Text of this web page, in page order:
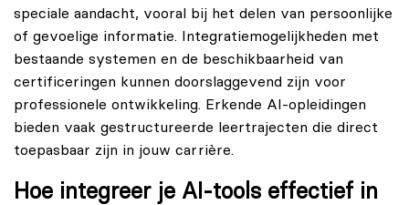
speciale aandacht, vooral bij het delen van persoonlijke
of gevoelige informatie. Integratiemogelijkheden met
bestaande systemen en de beschikbaarheid van
certificeringen kunnen doorslaggevend zijn voor
professionele ontwikkeling. Erkende AI-opleidingen
bieden vaak gestructureerde leertrajecten die direct
toepasbaar zijn in jouw carrière.
Hoe integreer je AI-tools effectief in